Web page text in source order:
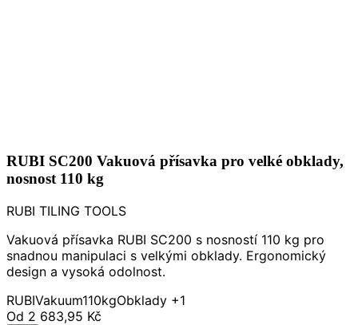
RUBI SC200 Vakuová přísavka pro velké obklady,
nosnost 110 kg
RUBI TILING TOOLS
Vakuová přísavka RUBI SC200 s nosností 110 kg pro
snadnou manipulaci s velkými obklady. Ergonomický
design a vysoká odolnost.
RUBIVakuum110kgObklady +1
Od 2 683,95 Kč